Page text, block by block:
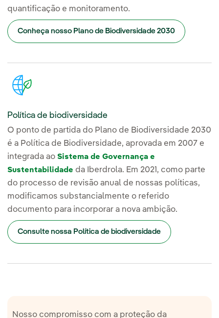
quantificação e monitoramento.
Conheça nosso Plano de Biodiversidade 2030
Política de biodiversidade
O ponto de partida do Plano de Biodiversidade 2030
é a Política de Biodiversidade, aprovada em 2007 e
integrada ao Sistema de Governança e
Sustentabilidade da Iberdrola. Em 2021, como parte
do processo de revisão anual de nossas políticas,
modificamos substancialmente o referido
documento para incorporar a nova ambição.
Consulte nossa Política de biodiversidade
Nosso compromisso com a proteção da